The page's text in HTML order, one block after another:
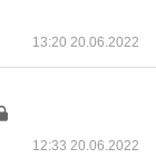
13:20 20.06.2022
12:33 20.06.2022